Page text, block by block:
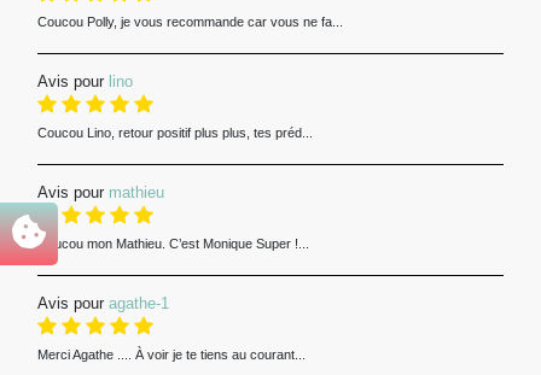
Coucou Polly, je vous recommande car vous ne fa...
Avis pour lino
Coucou Lino, retour positif plus plus, tes préd...
Avis pour mathieu
Coucou mon Mathieu. C’est Monique Super !...
Avis pour agathe-1
Merci Agathe .... À voir je te tiens au courant...